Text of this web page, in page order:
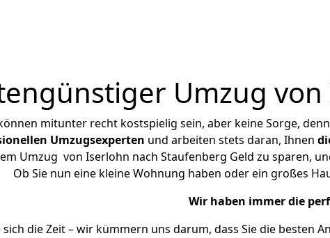
Umzug
mitunter recht kostspielig sein, aber keine Sorge,
Umzugsexperten und arbeiten stets daran, Ihnen
Umzug von Iserlohn nach Staufenberg Geld zu sparen,
Ob Sie nun eine kleine Wohnung haben oder ein großes
Wir haben immer die
sich die Zeit – wir kümmern uns darum, dass Sie die besten